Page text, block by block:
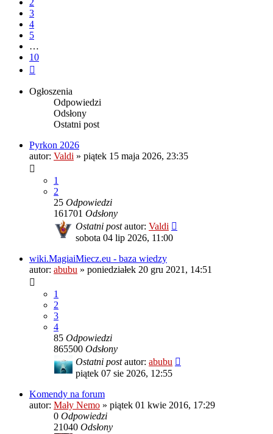
2
3
4
5
…
10
Ogłoszenia
Odpowiedzi
Odsłony
Ostatni post
Pyrkon 2026
autor: Valdi » piątek 15 maja 2026, 23:35
1
2
25 Odpowiedzi
161701 Odsłony
Ostatni postautor: Valdi
sobota 04 lip 2026, 11:00
wiki.MagiaiMiecz.eu - baza wiedzy
autor: abubu » poniedziałek 20 gru 2021, 14:51
1
2
3
4
85 Odpowiedzi
865500 Odsłony
Ostatni postautor: abubu
piątek 07 sie 2026, 12:55
Komendy na forum
autor: Mały Nemo » piątek 01 kwie 2016, 17:29
0 Odpowiedzi
21040 Odsłony